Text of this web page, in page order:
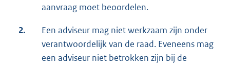
aanvraag moet beoordelen.
2.
Een adviseur mag niet werkzaam zijn onder
verantwoordelijk van de raad. Eveneens mag
een adviseur niet betrokken zijn bij de